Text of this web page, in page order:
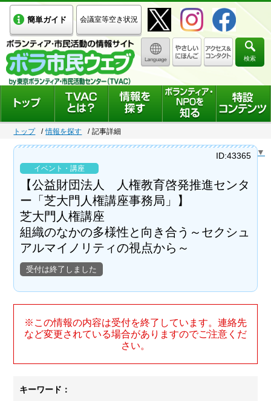
簡単ガイド 会議室等空き状況
検索
トップ 情報を探す 記事詳細
Select Language ▼
イベント・講座
【公益財団法人 人権教育啓発推進センタ
ー「芝大門人権講座事務局」】
芝大門人権講座
組織のなかの多様性と向き合う～セクシュ
アルマイノリティの視点から～
受付は終了しました
ID:43365
※この情報の内容は受付を終了しています。連絡先
など変更されている場合がありますのでご注意くだ
さい。
キーワード：